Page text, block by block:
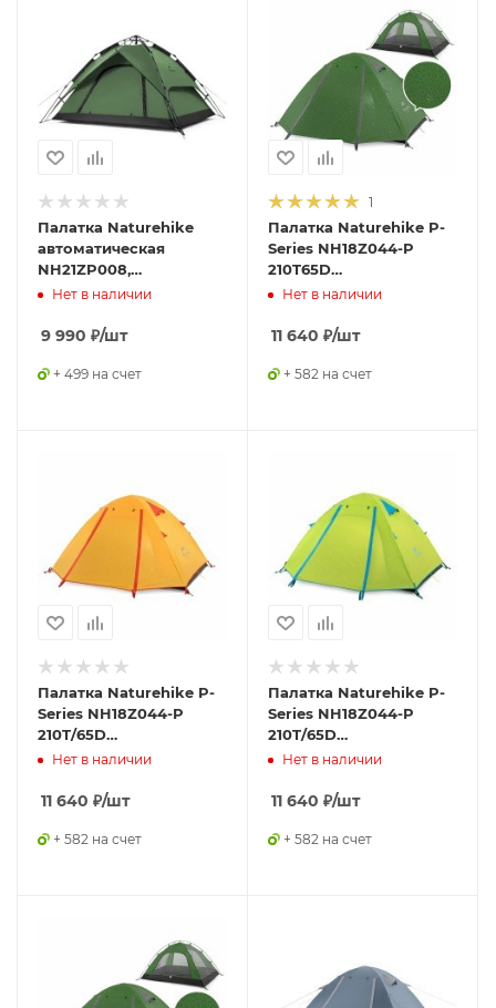
Палатка Naturehike
автоматическая
NH21ZP008,
трехместная, зеленая,
Нет в наличии
9 990 ₽/шт
+ 499 на счет
1
Палатка Naturehike P-
Series NH18Z044-P
210T65D
четырехместная,
6927595762646
Нет в наличии
11 640 ₽/шт
+ 582 на счет
Палатка Naturehike P-
Series NH18Z044-P
210T/65D
четырехместная,
6927595729694
Нет в наличии
11 640 ₽/шт
+ 582 на счет
Палатка Naturehike P-
Series NH18Z044-P
210T/65D
четырехместная,
Нет в наличии
11 640 ₽/шт
+ 582 на счет